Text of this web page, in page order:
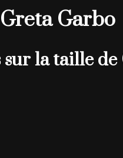
Garbo
la taille de